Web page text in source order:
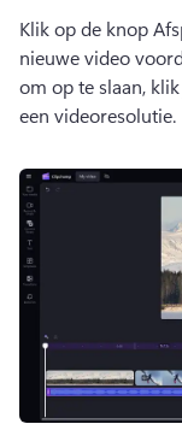
Klik op de knop
nieuwe video
om op te slaan,
een videoresolutie.